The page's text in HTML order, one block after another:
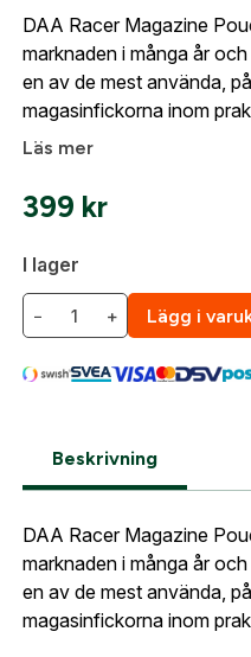
Mitt konto
Kontakta oss
DAA Racer Magazine
marknaden i många år
en av de mest använda,
magasinfickorna inom
Läs mer
399 kr
I lager
− + Lägg i
Beskrivning
DAA Racer Magazine
marknaden i många år
en av de mest använda,
magasinfickorna inom